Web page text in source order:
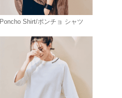
Poncho Shirt/ポンチョ シャツ